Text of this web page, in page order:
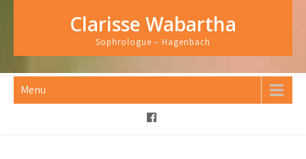
Clarisse Wabartha
Sophrologue – Hagenbach
Menu